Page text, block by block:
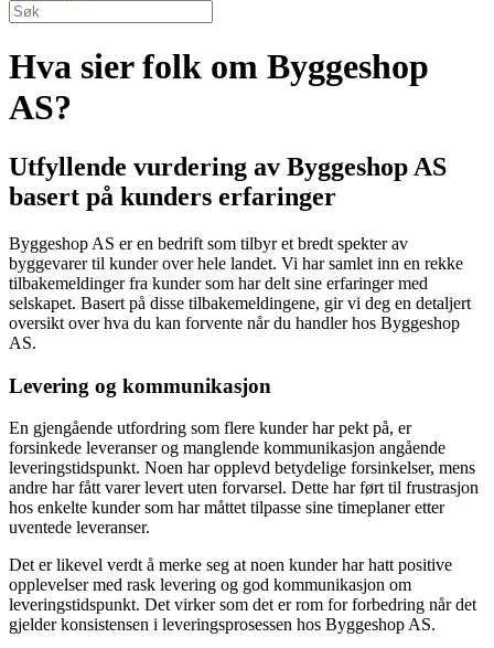
Hva sier folk om Byggeshop
AS?
Utfyllende vurdering av Byggeshop AS
basert på kunders erfaringer
Byggeshop AS er en bedrift som tilbyr et bredt spekter av
byggevarer til kunder over hele landet. Vi har samlet inn en rekke
tilbakemeldinger fra kunder som har delt sine erfaringer med
selskapet. Basert på disse tilbakemeldingene, gir vi deg en detaljert
oversikt over hva du kan forvente når du handler hos Byggeshop
AS.
Levering og kommunikasjon
En gjengående utfordring som flere kunder har pekt på, er
forsinkede leveranser og manglende kommunikasjon angående
leveringstidspunkt. Noen har opplevd betydelige forsinkelser, mens
andre har fått varer levert uten forvarsel. Dette har ført til frustrasjon
hos enkelte kunder som har måttet tilpasse sine timeplaner etter
uventede leveranser.
Det er likevel verdt å merke seg at noen kunder har hatt positive
opplevelser med rask levering og god kommunikasjon om
leveringstidspunkt. Det virker som det er rom for forbedring når det
gjelder konsistensen i leveringsprosessen hos Byggeshop AS.